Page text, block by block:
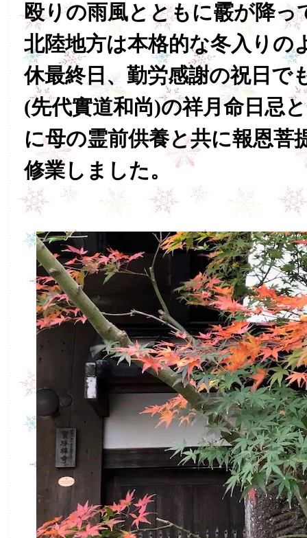
殴りの雨風とともに霰が降っ
北陸地方は本格的な冬入りの
休最終日、勤労感謝の祝日で
(先代實道和尚)の祥月命日忌
に母の霊前供養と共に報恩菩
修業しました。